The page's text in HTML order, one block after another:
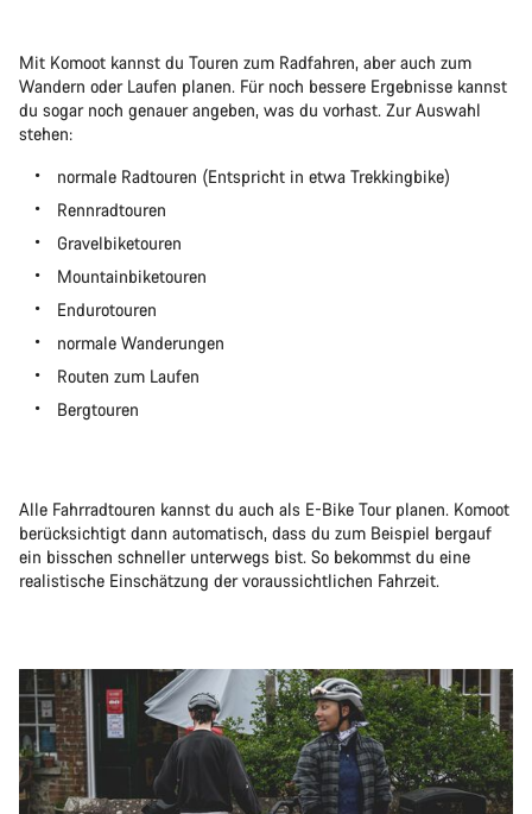
Mit Komoot kannst du Touren zum Radfahren, aber auch zum
Wandern oder Laufen planen. Für noch bessere Ergebnisse kannst
du sogar noch genauer angeben, was du vorhast. Zur Auswahl
stehen:
normale Radtouren (Entspricht in etwa Trekkingbike)
Rennradtouren
Gravelbiketouren
Mountainbiketouren
Endurotouren
normale Wanderungen
Routen zum Laufen
Bergtouren
Alle Fahrradtouren kannst du auch als E-Bike Tour planen. Komoot
berücksichtigt dann automatisch, dass du zum Beispiel bergauf
ein bisschen schneller unterwegs bist. So bekommst du eine
realistische Einschätzung der voraussichtlichen Fahrzeit.